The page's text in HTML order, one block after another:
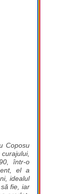
Coposu
într-o
el a
idealul
fie, iar